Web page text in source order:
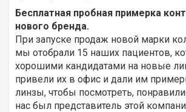
Бесплатная пробная примерка
нового бренда.
При запуске продаж новой марки
мы отобрали 15 наших пациентов,
хорошими кандидатами на новые
привели их в офис и дали им
линзы, чтобы посмотреть,
нас был представитель этой